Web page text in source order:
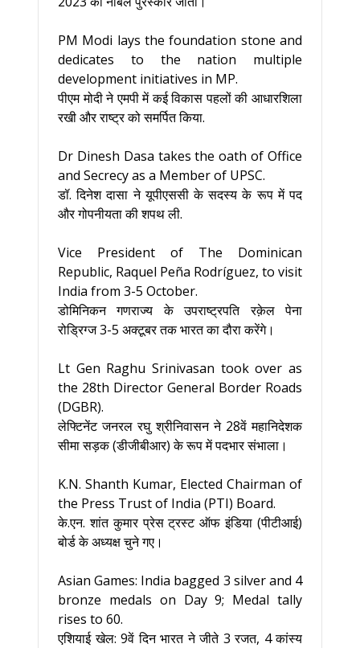
PM Modi lays the foundation stone and
dedicates to the nation multiple
development initiatives in MP.
पीएम मोदी ने एमपी में कई विकास पहलों की आधारशिला
रखी और राष्ट्र को समर्पित किया.
Dr Dinesh Dasa takes the oath of Office
and Secrecy as a Member of UPSC.
डॉ. दिनेश दासा ने यूपीएससी के सदस्य के रूप में पद
और गोपनीयता की शपथ ली.
Vice President of The Dominican
Republic, Raquel Peña Rodríguez, to visit
India from 3-5 October.
डोमिनिकन गणराज्य के उपराष्ट्रपति रक़ेल पेना
रोड्रिग्ज 3-5 अक्टूबर तक भारत का दौरा करेंगे।
Lt Gen Raghu Srinivasan took over as
the 28th Director General Border Roads
(DGBR).
लेफ्टिनेंट जनरल रघु श्रीनिवासन ने 28वें महानिदेशक
सीमा सड़क (डीजीबीआर) के रूप में पदभार संभाला।
K.N. Shanth Kumar, Elected Chairman of
the Press Trust of India (PTI) Board.
के.एन. शांत कुमार प्रेस ट्रस्ट ऑफ इंडिया (पीटीआई)
बोर्ड के अध्यक्ष चुने गए।
Asian Games: India bagged 3 silver and 4
bronze medals on Day 9; Medal tally
rises to 60.
एशियाई खेल: 9वें दिन भारत ने जीते 3 रजत, 4 कांस्य